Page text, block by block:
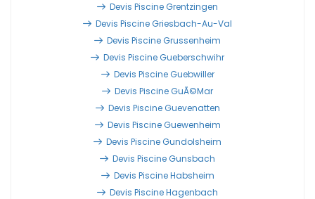
Devis Piscine Grentzingen
Devis Piscine Griesbach-Au-Val
Devis Piscine Grussenheim
Devis Piscine Gueberschwihr
Devis Piscine Guebwiller
Devis Piscine GuÃ©mar
Devis Piscine Guevenatten
Devis Piscine Guewenheim
Devis Piscine Gundolsheim
Devis Piscine Gunsbach
Devis Piscine Habsheim
Devis Piscine Hagenbach